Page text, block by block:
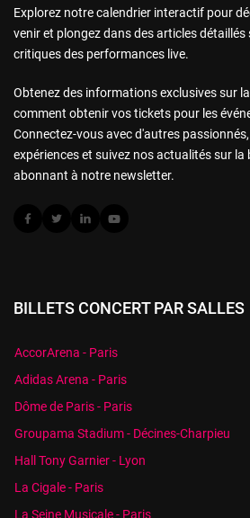
Explorez notre calendrier interactif pour
venir et plongez dans des articles détaillés
critiques des performances live.
Obtenez des informations exclusives sur
comment obtenir vos tickets pour les
Connectez-vous avec d'autres
expériences et suivez nos actualités sur la
abonnant à notre newsletter.
BILLETS CONCERT PAR SALLES
AccorArena - Paris
Adidas Arena - Paris
Dôme de Paris - Paris
Groupama Stadium - Décines-Charpieu
Hall Tony Garnier - Lyon
La Cigale - Paris
La Seine Musicale - Paris